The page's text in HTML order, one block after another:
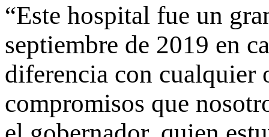
“Este hospital fue un
septiembre de 2019 en
diferencia con cualquier
compromisos que